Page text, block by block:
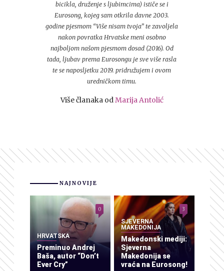
bicikla, druženje s ljubimcima) ističe se i
Eurosong, kojeg sam otkrila davne 2003.
godine pjesmom “Više nisam tvoja” te zavoljela
nakon povratka Hrvatske meni osobno
najboljom našom pjesmom dosad (2016). Od
tada, ljubav prema Eurosongu je sve više rasla
te se naposljetku 2019. pridružujem i ovom
uredničkom timu.
Više članaka odMarija Antolić
NAJNOVIJE
HRVATSKA
Preminuo Andrej
Baša, autor “Don’t
Ever Cry”
0
SJEVERNA
MAKEDONIJA
Makedonski mediji:
Sjeverna
Makedonija se
vraća na Eurosong!
3